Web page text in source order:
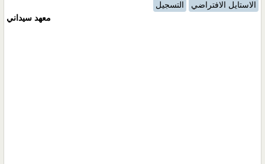
الاستايل الافتراضي
التسجيل
معهد سيداني